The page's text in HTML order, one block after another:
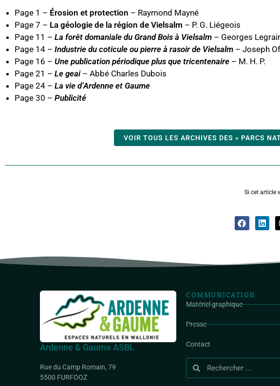
Page 1 – Érosion et protection – Raymond Mayné
Page 7 – La géologie de la région de Vielsalm – P. G. Liégeois
Page 11 – La forêt domaniale du Grand Bois à Vielsalm – Georges
Page 14 – Industrie du coticule ou pierre à rasoir de Vielsalm – Joseph
Page 16 – Une publication périodique plus que tricentenaire – M. H. P.
Page 21 – Le geai– Abbé Charles Dubois
Page 24 – La vie d’Ardenne et Gaume
Page 30 – Publicité
VOIR TOUS LES ARCHIVES DES « PARCS
Si cet article
Ardenne & Gaume ASBL
Rue du Camp Romain, 79
5500 FURFOOZ
COMMUNICATION
Matériel graphique
Presse
Contact